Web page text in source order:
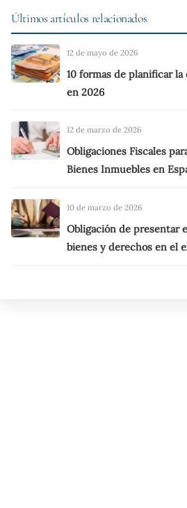
Últimos artículos relacionados
12 de mayo de 2026
10 formas de planificar la
en 2026
12 de marzo de 2026
Obligaciones Fiscales
Bienes Inmuebles en
10 de marzo de 2026
Obligación de presentar
bienes y derechos en el